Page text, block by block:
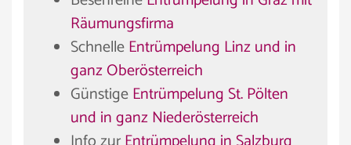
Räumungsfirma
SchnelleEntrümpelung Linz und in
ganz Oberösterreich
GünstigeEntrümpelung St. Pölten
und in ganz Niederösterreich